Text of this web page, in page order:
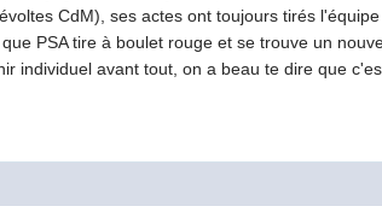
CdM), ses actes ont toujours tirés
PSA tire à boulet rouge et se trouve un
individuel avant tout, on a beau te dire que